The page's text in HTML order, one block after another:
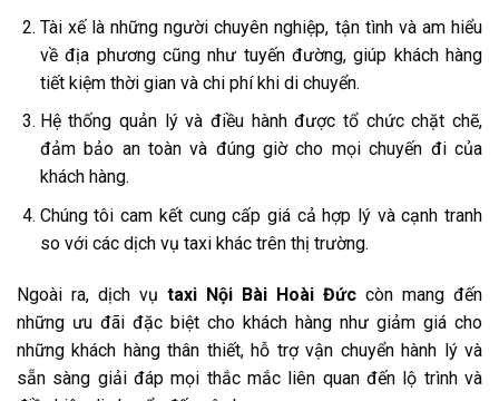
Tài xế là những người chuyên nghiệp, tận tình và am hiểu
về địa phương cũng như tuyến đường, giúp khách hàng
tiết kiệm thời gian và chi phí khi di chuyển.
Hệ thống quản lý và điều hành được tổ chức chặt chẽ,
đảm bảo an toàn và đúng giờ cho mọi chuyến đi của
khách hàng.
Chúng tôi cam kết cung cấp giá cả hợp lý và cạnh tranh
so với các dịch vụ taxi khác trên thị trường.
Ngoài ra, dịch vụ taxi Nội Bài Hoài Đức còn mang đến
những ưu đãi đặc biệt cho khách hàng như giảm giá cho
những khách hàng thân thiết, hỗ trợ vận chuyển hành lý và
sẵn sàng giải đáp mọi thắc mắc liên quan đến lộ trình và